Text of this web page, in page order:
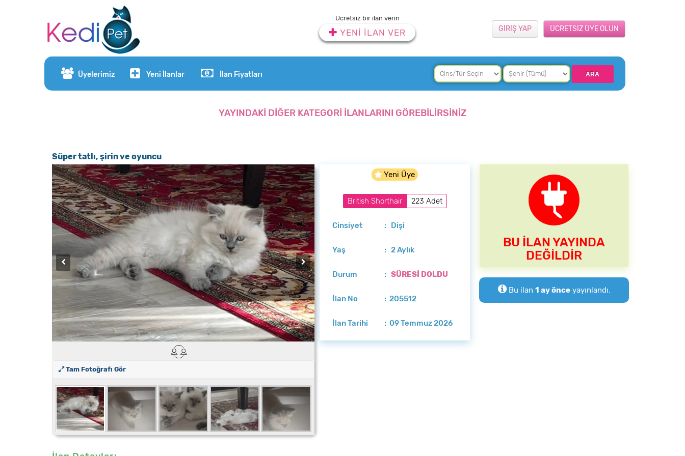
Ücretsiz bir ilan verin
YENİ İLAN VER ÜCRETSİZ ÜYE OLUN
GİRİŞ YAP
Üyelerimiz Yeni İlanlar İlan Fiyatları
YAYINDAKİ DİĞER KATEGORİ İLANLARINI GÖREBİLİRSİNİZ
Süper tatlı, şirin ve oyuncu
Tam Fotoğrafı Gör
Yeni Üye
British Shorthair 223 Adet
Cinsiyet : Dişi
Yaş : 2 Aylık
Durum :SÜRESİ DOLDU
İlan No : 205512
İlan Tarihi : 09 Temmuz 2026
BU İLAN YAYINDA
DEĞİLDİR
Bu ilan 1 ay önceyayınlandı.